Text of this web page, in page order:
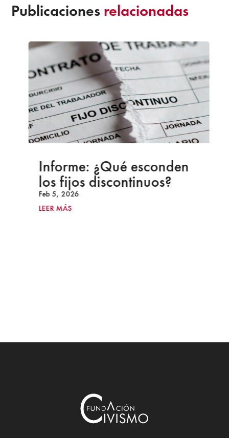
Publicaciones relacionadas
Informe: ¿Qué esconden
los fijos discontinuos?
Feb 5, 2026
LEER MÁS